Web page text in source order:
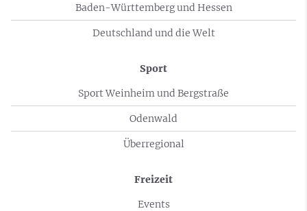
Baden-Württemberg und Hessen
Deutschland und die Welt
Sport
Sport Weinheim und Bergstraße
Odenwald
Überregional
Freizeit
Events